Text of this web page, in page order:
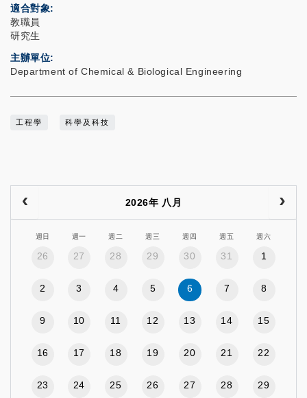
適合對象
教職員
研究生
主辦單位
Department of Chemical & Biological Engineering
工程學 科學及科技
2026年 八月
週日 週一 週二 週三 週四 週五 週六
26 27 28 29 30 31 1
2 3 4 5 6 7 8
9 10 11 12 13 14 15
16 17 18 19 20 21 22
23 24 25 26 27 28 29